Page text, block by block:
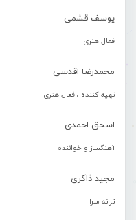
یوسف قشمی
فعال هنری
محمدرضا اقدسی
تهیه کننده ، فعال هنری
اسحق احمدی
آهنگساز و خواننده
مجید ذاکری
ترانه سرا